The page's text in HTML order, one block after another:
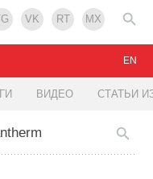
VK RT MX
ВИДЕО СТАТЬИ
EN